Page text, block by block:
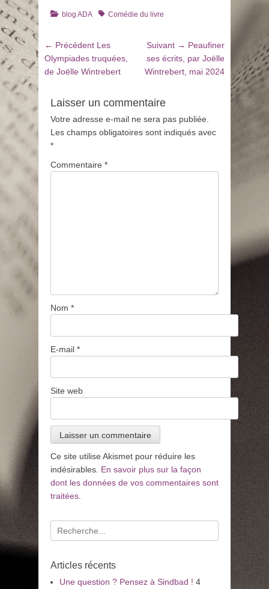
Catégories
blog ADA TagsComédie du livre
Navigation
de
l’article
← Précédent Article
précédent
:
Les
Olympiades truquées,
de Joëlle Wintrebert
Suivant → Article
suivant
Peaufiner
ses écrits, par Joëlle
Wintrebert, mai 2024
Laisser un commentaire
Votre adresse e-mail ne sera pas publiée.
Les champs obligatoires sont indiqués avec
*
Commentaire *
Nom *
E-mail *
Site web
Ce site utilise Akismet pour réduire les
indésirables. En savoir plus sur la façon
dont les données de vos commentaires sont
traitées
Recherche
pour
Articles récents
Une question ? Pensez à Sindbad ! 4